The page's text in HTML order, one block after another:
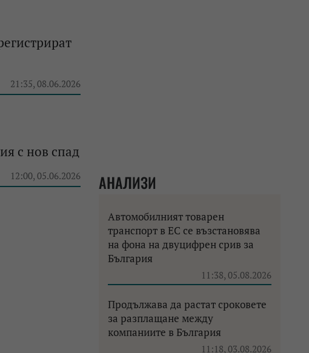
21:35, 08.06.2026
с нов спад
12:00, 05.06.2026 АНАЛИЗИ
Автомобилният товарен
транспорт в ЕС се възстановява
на фона на двуцифрен срив за
България
11:38, 05.08.2026
Продължава да растат сроковете
за разплащане между
компаниите в България
11:18, 03.08.2026